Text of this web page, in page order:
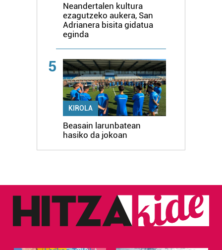
Neandertalen kultura
ezagutzeko aukera, San
Adrianera bisita gidatua
eginda
5
KIROLA
Beasain larunbatean
hasiko da jokoan